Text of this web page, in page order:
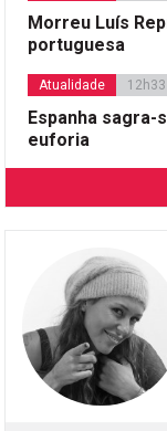
Morreu Luís
portuguesa
Atualidade 12h33
Espanha sagra-
euforia